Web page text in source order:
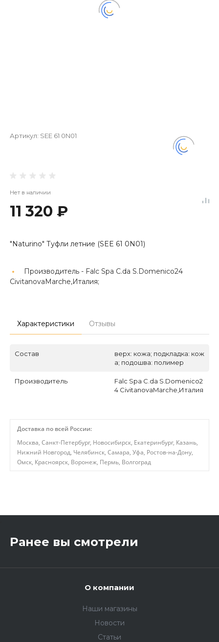
Артикул: SEE 61 0N01
Нет в наличии
11 320 ₽
"Naturino" Туфли летние (SEE 61 0N01)
Производитель - Falc Spa C.da S.Domenico24
CivitanovaMarche,Италия;
Характеристики Отзывы
Состав
верх: кожа; подкладка: кож
а; подошва: полимер
Производитель
Falc Spa C.da S.Domenico2
4 CivitanovaMarche,Италия
Доставка по всей России:
Москва, Санкт-Петербург, Новосибирск, Екатеринбург, Казань,
Нижний Новгород, Челябинск, Самара, Уфа, Ростов-на-Дону,
Омск, Красноярск, Воронеж, Пермь, Волгоград
Ранее вы смотрели
О компании
Наши магазины
Новости
Статьи